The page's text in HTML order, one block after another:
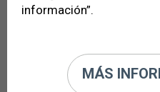
oftalmólogo a
enfermedades de
nervio óptico.
información”.
MÁS